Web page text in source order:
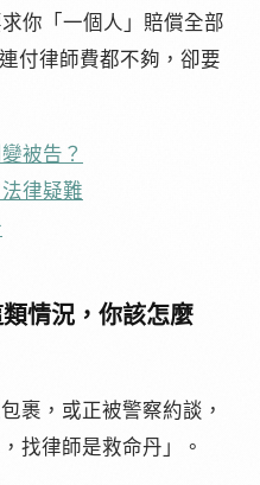
你「一個人」賠償全部
付律師費都不夠，卻要
被告？
法律疑難
情況，你該怎麼
裹，或正被警察約談，
找律師是救命丹」。